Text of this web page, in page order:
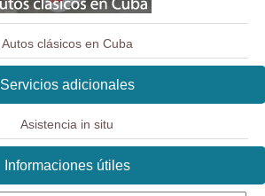
Autos clásicos en Cuba
Servicios adicionales
Asistencia in situ
Informaciones útiles